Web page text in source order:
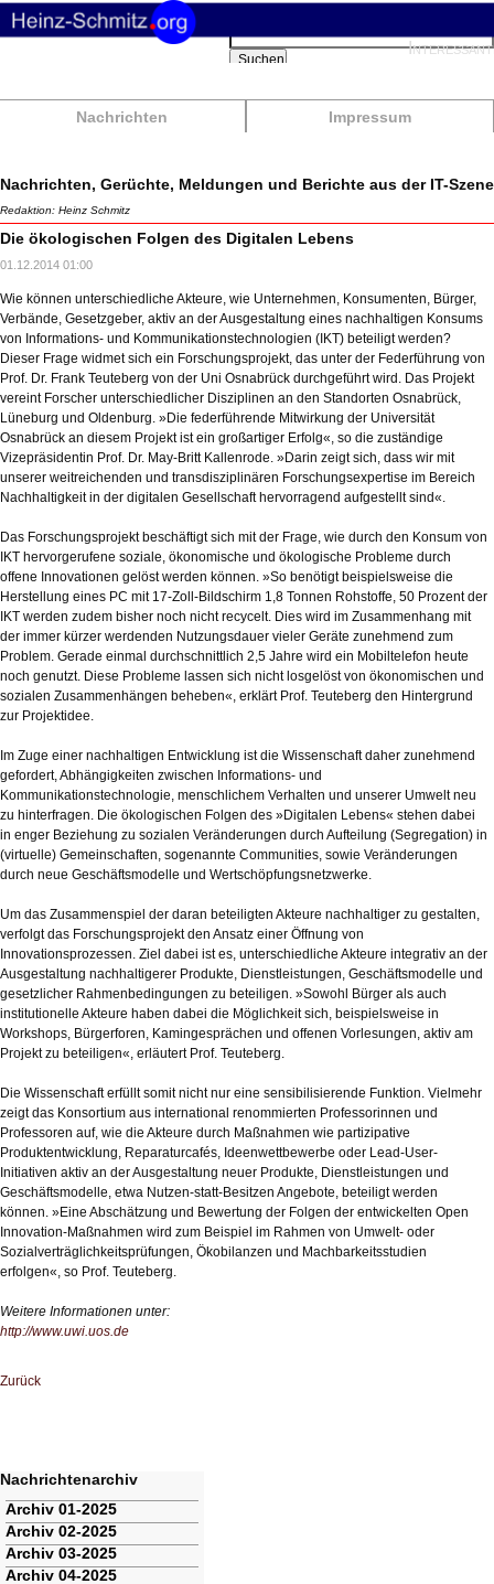
Nachrichten Impressum
Suchbegriffe
Suchen
Nachrichten, Gerüchte, Meldungen und Berichte aus der IT-Szene
Redaktion: Heinz Schmitz
Die ökologischen Folgen des Digitalen Lebens
01.12.2014 01:00
Wie können unterschiedliche Akteure, wie Unternehmen, Konsumenten, Bürger,
Verbände, Gesetzgeber, aktiv an der Ausgestaltung eines nachhaltigen Konsums
von Informations- und Kommunikationstechnologien (IKT) beteiligt werden?
Dieser Frage widmet sich ein Forschungsprojekt, das unter der Federführung von
Prof. Dr. Frank Teuteberg von der Uni Osnabrück durchgeführt wird. Das Projekt
vereint Forscher unterschiedlicher Disziplinen an den Standorten Osnabrück,
Lüneburg und Oldenburg. »Die federführende Mitwirkung der Universität
Osnabrück an diesem Projekt ist ein großartiger Erfolg«, so die zuständige
Vizepräsidentin Prof. Dr. May-Britt Kallenrode. »Darin zeigt sich, dass wir mit
unserer weitreichenden und transdisziplinären Forschungsexpertise im Bereich
Nachhaltigkeit in der digitalen Gesellschaft hervorragend aufgestellt sind«.
Das Forschungsprojekt beschäftigt sich mit der Frage, wie durch den Konsum von
IKT hervorgerufene soziale, ökonomische und ökologische Probleme durch
offene Innovationen gelöst werden können. »So benötigt beispielsweise die
Herstellung eines PC mit 17-Zoll-Bildschirm 1,8 Tonnen Rohstoffe, 50 Prozent der
IKT werden zudem bisher noch nicht recycelt. Dies wird im Zusammenhang mit
der immer kürzer werdenden Nutzungsdauer vieler Geräte zunehmend zum
Problem. Gerade einmal durchschnittlich 2,5 Jahre wird ein Mobiltelefon heute
noch genutzt. Diese Probleme lassen sich nicht losgelöst von ökonomischen und
sozialen Zusammenhängen beheben«, erklärt Prof. Teuteberg den Hintergrund
zur Projektidee.
Im Zuge einer nachhaltigen Entwicklung ist die Wissenschaft daher zunehmend
gefordert, Abhängigkeiten zwischen Informations- und
Kommunikationstechnologie, menschlichem Verhalten und unserer Umwelt neu
zu hinterfragen. Die ökologischen Folgen des »Digitalen Lebens« stehen dabei
in enger Beziehung zu sozialen Veränderungen durch Aufteilung (Segregation) in
(virtuelle) Gemeinschaften, sogenannte Communities, sowie Veränderungen
durch neue Geschäftsmodelle und Wertschöpfungsnetzwerke.
Um das Zusammenspiel der daran beteiligten Akteure nachhaltiger zu gestalten,
verfolgt das Forschungsprojekt den Ansatz einer Öffnung von
Innovationsprozessen. Ziel dabei ist es, unterschiedliche Akteure integrativ an der
Ausgestaltung nachhaltigerer Produkte, Dienstleistungen, Geschäftsmodelle und
gesetzlicher Rahmenbedingungen zu beteiligen. »Sowohl Bürger als auch
institutionelle Akteure haben dabei die Möglichkeit sich, beispielsweise in
Workshops, Bürgerforen, Kamingesprächen und offenen Vorlesungen, aktiv am
Projekt zu beteiligen«, erläutert Prof. Teuteberg.
Die Wissenschaft erfüllt somit nicht nur eine sensibilisierende Funktion. Vielmehr
zeigt das Konsortium aus international renommierten Professorinnen und
Professoren auf, wie die Akteure durch Maßnahmen wie partizipative
Produktentwicklung, Reparaturcafés, Ideenwettbewerbe oder Lead-User-
Initiativen aktiv an der Ausgestaltung neuer Produkte, Dienstleistungen und
Geschäftsmodelle, etwa Nutzen-statt-Besitzen Angebote, beteiligt werden
können. »Eine Abschätzung und Bewertung der Folgen der entwickelten Open
Innovation-Maßnahmen wird zum Beispiel im Rahmen von Umwelt- oder
Sozialverträglichkeitsprüfungen, Ökobilanzen und Machbarkeitsstudien
erfolgen«, so Prof. Teuteberg.
Weitere Informationen unter:
http://www.uwi.uos.de
Zurück
Nachrichtenarchiv
Navigation
überspringen
Archiv 01-2025
Archiv 02-2025
Archiv 03-2025
Archiv 04-2025